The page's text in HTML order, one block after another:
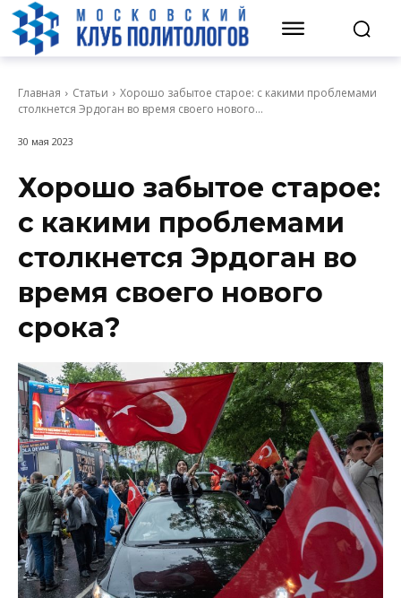
Главная Статьи
Хорошо забытое старое: с какими проблемами
столкнется Эрдоган во время своего нового...
30 мая 2023
Хорошо забытое старое:
с какими проблемами
столкнется Эрдоган во
время своего нового
срока?